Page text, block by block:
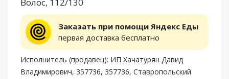
Заказать при помощи Яндекс Еды
первая доставка бесплатно
Исполнитель (продавец): ИП Хачатурян Давид
Владимирович, 357736, 357736, Ставропольский